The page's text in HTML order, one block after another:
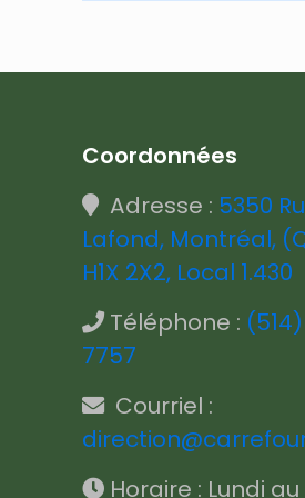
Coordonnées
Adresse : 5350
Lafond, Montréal,
H1X 2X2, Local 1.430
Téléphone :
7757
Courriel :
Horaire : Lundi au